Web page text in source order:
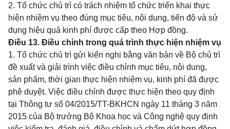
2. Tổ chức chủ trì có trách nhiệm tổ chức triển khai thực
hiện nhiệm vụ theo đúng mục tiêu, nội dung, tiến độ và sử
dụng hiệu quả kinh phí được cấp theo Hợp đồng.
Điều 13. Điều chỉnh trong quá trình thực hiện nhiệm vụ
1. Tổ chức chủ trì gửi kiến nghị bằng văn bản về Bộ chủ trì
đề xuất và giải trình việc điều chỉnh mục tiêu, nội dung,
sản phẩm, thời gian thực hiện nhiệm vụ, kinh phí đã được
phê duyệt. Việc điều chỉnh được thực hiện theo quy định
tại Thông tư số 04/2015/TT-BKHCN ngày 11 tháng 3 năm
2015 của Bộ trưởng Bộ Khoa học và Công nghệ quy định